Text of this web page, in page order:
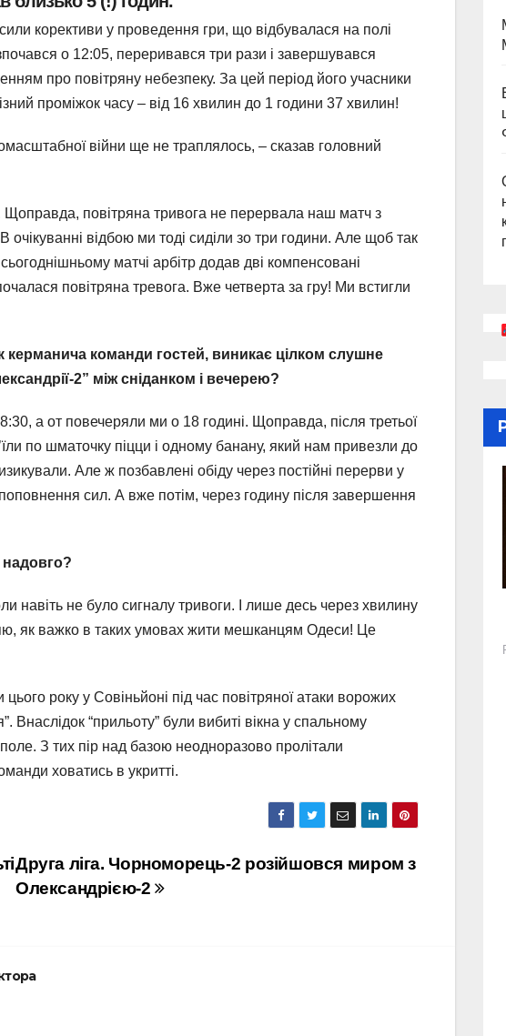
корективи у проведення гри, що відбувалася на полі
о 12:05, переривався три рази і завершувався
про повітряну небезпеку. За цей період його учасники
проміжок часу – від 16 хвилин до 1 години 37 хвилин!
війни ще не траплялось, – сказав головний
Щоправда, повітряна тривога не перервала наш матч з
відбою ми тоді сиділи зо три години. Але щоб так
матчі арбітр додав дві компенсовані
повітряна тревога. Вже четверта за гру! Ми встигли
команди гостей, виникає цілком слушне
2” між сніданком і вечерею?
а от повечеряли ми о 18 годині. Щоправда, після третьої
по шматочку піцци і одному банану, який нам привезли до
Але ж позбавлені обіду через постійні перерви у
поповнення сил. А вже потім, через годину після завершення
надовго?
навіть не було сигналу тривоги. І лише десь через хвилину
як важко в таких умовах жити мешканцям Одеси! Це
року у Совіньйоні під час повітряної атаки ворожих
“прильоту” були вибиті вікна у спальному
З тих пір над базою неодноразово пролітали
ховатись в укритті.
Друга ліга. Чорноморець-2 розійшовся миром з
Олександрією-2